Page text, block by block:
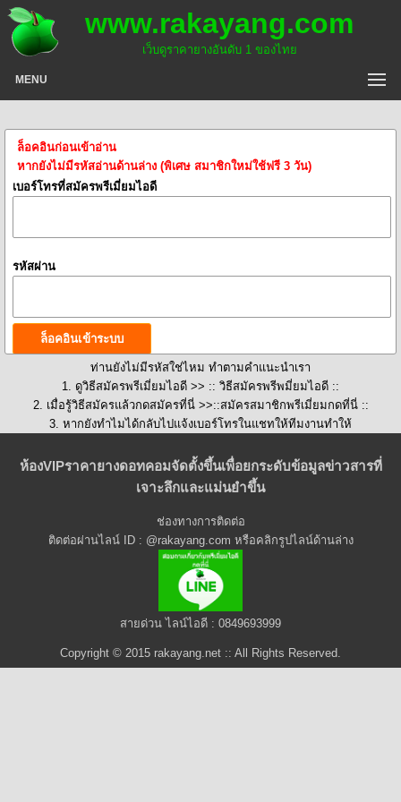
www.rakayang.com
เว็บดูราคายางอันดับ 1 ของไทย
MENU
ล็อคอินก่อนเข้าอ่าน
หากยังไม่มีรหัสอ่านด้านล่าง (พิเศษ สมาชิกใหม่ใช้ฟรี 3 วัน)
เบอร์โทรที่สมัครพรีเมี่ยมไอดี
รหัสผ่าน
ท่านยังไม่มีรหัสใช่ไหม ทำตามคำแนะนำเรา
1. ดูวิธีสมัครพรีเมี่ยมไอดี >> :: วิธีสมัครพรีพมี่ยมไอดี ::
2. เมื่อรู้วิธีสมัครแล้วกดสมัครที่นี่ >>::สมัครสมาชิกพรีเมี่ยมกดที่นี่ ::
3. หากยังทำไมได้กลับไปแจ้งเบอร์โทรในแชทให้ทีมงานทำให้
ห้องVIPราคายางดอทคอมจัดตั้งขึ้นเพื่อยกระดับข้อมูลข่าวสารที่
เจาะลึกและแม่นยำขึ้น
ช่องทางการติดต่อ
ติดต่อผ่านไลน์ ID : @rakayang.com หรือคลิกรูปไลน์ด้านล่าง
สายด่วน ไลน์ไอดี : 0849693999
Copyright © 2015 rakayang.net :: All Rights Reserved.